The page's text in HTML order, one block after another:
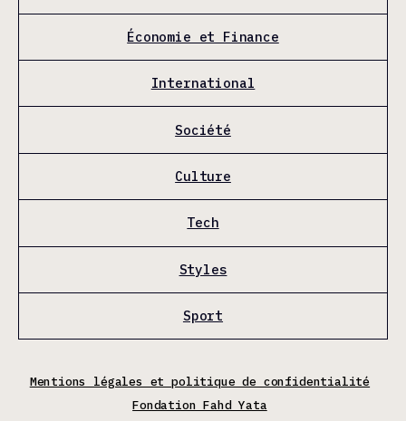
Économie et Finance
International
Société
Culture
Tech
Styles
Sport
Mentions légales et politique de confidentialité
Fondation Fahd Yata